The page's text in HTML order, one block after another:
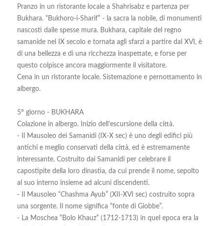
Pranzo in un ristorante locale a Shahrisabz e partenza per
Bukhara. “Bukhoro-i-Sharif” - la sacra la nobile, di monumenti
nascosti dalle spesse mura. Bukhara, capitale del regno
samanide nel IX secolo e tornata agli sfarzi a partire dal XVI, è
di una bellezza e di una ricchezza inaspettate, e forse per
questo colpisce ancora maggiormente il visitatore.
Cena in un ristorante locale. Sistemazione e pernottamento in
albergo.
5° giorno - BUKHARA
Colazione in albergo. Inizio dell’escursione della città.
- Il Mausoleo dei Samanidi (IX-X sec) è uno degli edifici più
antichi e meglio conservati della città, ed è estremamente
interessante. Costruito dai Samanidi per celebrare il
capostipite della loro dinastia, da cui prende il nome, sepolto
al suo interno insieme ad alcuni discendenti.
- Il Mausoleo “Chashma Ayub” (XII-XVI sec) costruito sopra
una sorgente. Il nome significa “fonte di Giobbe”.
- La Moschea “Bolo Khauz” (1712-1713) in quel epoca era la